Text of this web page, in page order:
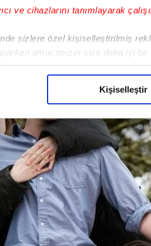
ve cihazlarını tanımlayarak
sizlere özel kişiselleştirilmiş
amacımızın size daha iyi
gelen çabayı gösterdiğimizi
için İnternet Sitemizde
verileriniz işlenmekte olup
çerezler, sitemizin daha işlevsel
amaçlarıyla sınırlı
yer alan panel vasıtasıyla
Metnimiziziyaret
Kişiselleştir